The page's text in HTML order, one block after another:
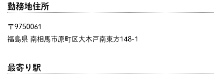
勤務地住所
〒9750061
福島県 南相馬市原町区大木戸南東方148-1
最寄り駅